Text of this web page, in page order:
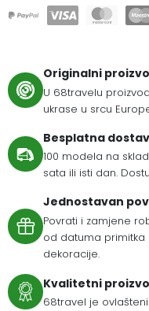
Originalni
U 68travelu
ukrase u srcu
Besplatna
100 modela na
sata ili isti dan.
Jednostavan
Povrati i zamjene
od datuma primitka
dekoracije.
Kvalitetni
68travel je